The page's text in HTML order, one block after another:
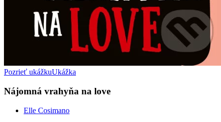
Pozrieť ukážkuUkážka
Nájomná vrahyňa na love
Elle Cosimano